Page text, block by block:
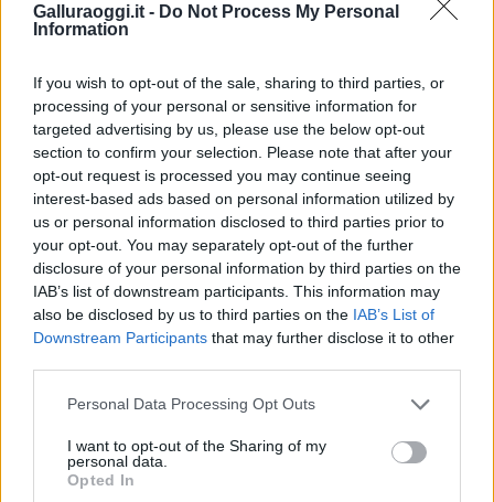
Galluraoggi.it - Do Not Process My Personal
Information
If you wish to opt-out of the sale, sharing to third parties, or
processing of your personal or sensitive information for
targeted advertising by us, please use the below opt-out
section to confirm your selection. Please note that after your
opt-out request is processed you may continue seeing
interest-based ads based on personal information utilized by
us or personal information disclosed to third parties prior to
your opt-out. You may separately opt-out of the further
disclosure of your personal information by third parties on the
IAB’s list of downstream participants. This information may
also be disclosed by us to third parties on the IAB’s List of
Downstream Participants that may further disclose it to other
Please note that this website/app uses one or more Google
not limited to your visit or usage behaviour. You may click to
grant or deny consent to Google and its third-party tags to
use your data for below specified purposes in below Google
Personal Data Processing Opt Outs
I want to opt-out of the Sharing of my
personal data.
Opted In
Salvataggio Tartarughe Marine
Notizie in tempo reale?
Entra nel canale telegram di
GalluraOggi.it
Inviaci le tue segnalazioni,
i tuoi video e le tue foto
Su WhatsApp al numero +39
345 356 7512
Ricevi le nostre ultime news